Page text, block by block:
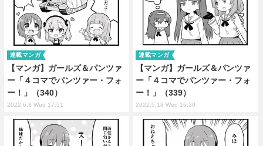
【マンガ】ガールズ＆パンツァ
ー「４コマでパンツァー・フォ
ー！」（340）
連載マンガ
2022.6.8 Wed 17:51
【マンガ】ガールズ＆パンツァ
ー「４コマでパンツァー・フォ
ー！」（339）
連載マンガ
2022.5.18 Wed 16:30